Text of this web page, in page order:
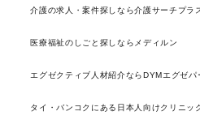
介護の求人・案件探しなら介護サーチプラ
医療福祉のしごと探しならメディルン
エグゼクティブ人材紹介ならDYMエグゼパ
タイ・バンコクにある日本人向けクリニッ